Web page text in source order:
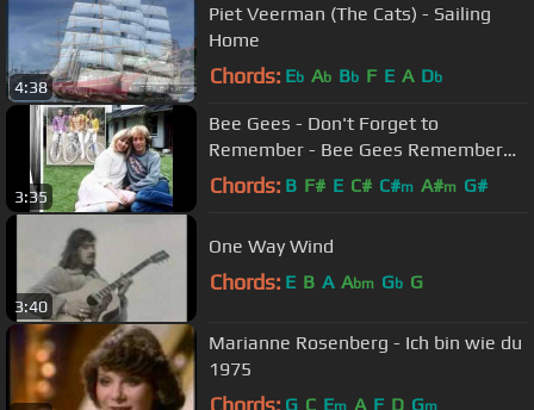
4:38
Piet Veerman (The Cats) - Sailing
Home
Chords: Eb Ab Bb F E A Db
3:35
Bee Gees - Don't Forget to
Remember - Bee Gees Remember
(4/7)
Chords: B F# E C# C#m A#m G#
3:40
One Way Wind
Chords: E B A Abm Gb G
Marianne Rosenberg - Ich bin wie du
1975
Chords: G C Em A F D Gm